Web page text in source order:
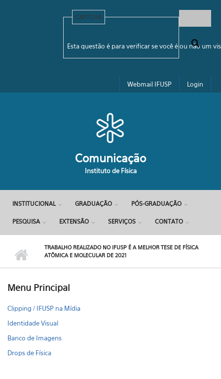
Formulário de busca
CAPTCHA
Esta questão é para verificar se você é ou não um
Webmail IFUSP Login
Comunicação
Instituto de Física
INSTITUCIONAL GRADUAÇÃO PÓS-GRADUAÇÃO
PESQUISA EXTENSÃO SERVIÇOS CONTATO
TRABALHO REALIZADO NO IFUSP É A MELHOR TESE DE FÍSICA
ATÔMICA E MOLECULAR DE 2021
Menu Principal
Clipping / IFUSP na Mídia
Identidade Visual
Banco de Imagens
Drops de Física